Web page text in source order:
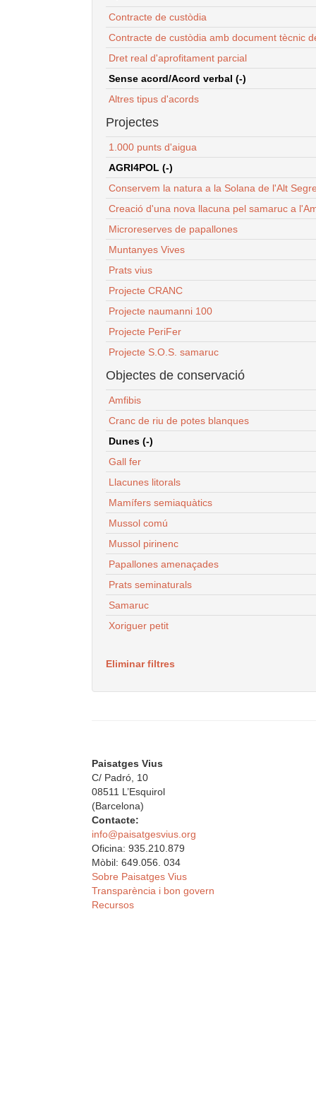
Contracte de custòdia
Contracte de custòdia amb document tècnic
Dret real d'aprofitament parcial
Sense acord/Acord verbal (-)
Altres tipus d'acords
Projectes
1.000 punts d'aigua
AGRI4POL (-)
Conservem la natura a la Solana de l'Alt
Creació d'una nova llacuna pel samaruc a
Microreserves de papallones
Muntanyes Vives
Prats vius
Projecte CRANC
Projecte naumanni 100
Projecte PeriFer
Projecte S.O.S. samaruc
Objectes de conservació
Amfibis
Cranc de riu de potes blanques
Dunes (-)
Gall fer
Llacunes litorals
Mamífers semiaquàtics
Mussol comú
Mussol pirinenc
Papallones amenaçades
Prats seminaturals
Samaruc
Xoriguer petit
Eliminar filtres
Paisatges Vius
C/ Padró, 10
08511 L’Esquirol
(Barcelona)
Contacte:
info@paisatgesvius.org
Oficina: 935.210.879
Mòbil: 649.056. 034
Sobre Paisatges Vius
Transparència i bon govern
Recursos